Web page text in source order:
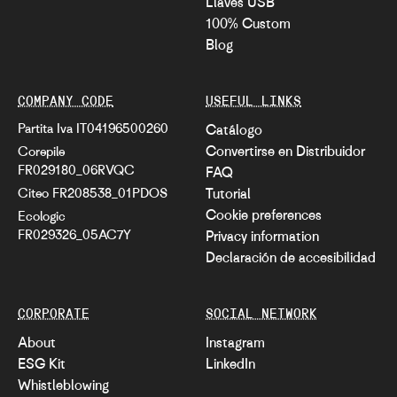
100% Custom
Blog
CORPORATE
About
ESG Kit
Whistleblowing
USEFUL LINKS
Catálogo
Convertirse en Distribuidor
FAQ
Tutorial
Cookie preferences
Privacy information
Declaración de accesibilidad
COMPANY CODE
Partita Iva IT04196500260
Corepile
FR029180_06RVQC
Citeo FR208538_01PDOS
Ecologic
FR029326_05AC7Y
SOCIAL NETWORK
Instagram
LinkedIn